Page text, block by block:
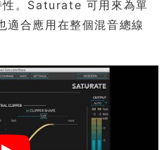
性。Saturate 可用來為單
合應用在整個混音總線